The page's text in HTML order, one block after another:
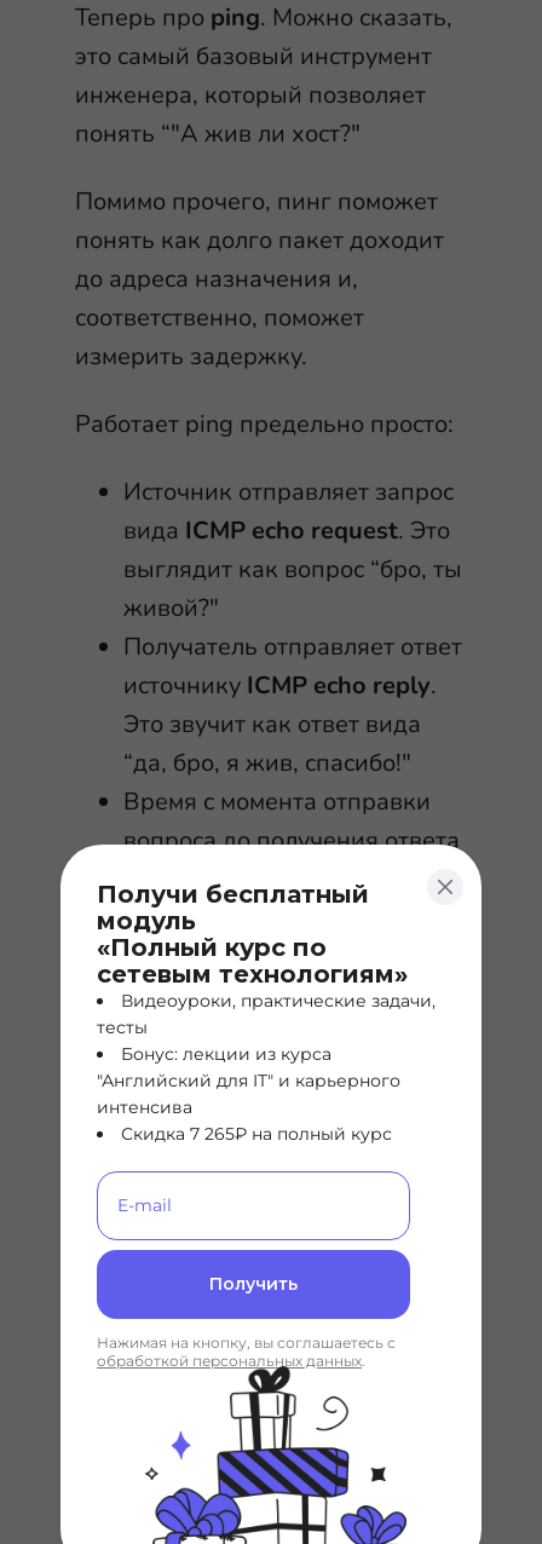
Получи бесплатный
модуль
«Полный курс по
сетевым технологиям»
Видеоуроки, практические задачи,
тесты
Бонус: лекции из курса
"Английский для IT" и карьерного
интенсива
Скидка 7 265₽ на полный курс
Получить
Нажимая на кнопку, вы соглашаетесь с
обработкой персональных данных.
Теперь про ping. Можно сказать,
это самый базовый инструмент
инженера, который позволяет
понять “"А жив ли хост?"
Помимо прочего, пинг поможет
понять как долго пакет доходит
до адреса назначения и,
соответственно, поможет
измерить задержку.
Работает ping предельно просто:
Источник отправляет запрос
вида ICMP echo request. Это
выглядит как вопрос “бро, ты
живой?"
Получатель отправляет ответ
источнику ICMP echo reply.
Это звучит как ответ вида
“да, бро, я жив, спасибо!"
Время с момента отправки
вопроса до получения ответа
суммируется и считается за
время пинга
Темная сторона
ICMP
На самом деле, с помощью ICMP
можно провести атаки на сеть.
Эти атаки связаны с отказом